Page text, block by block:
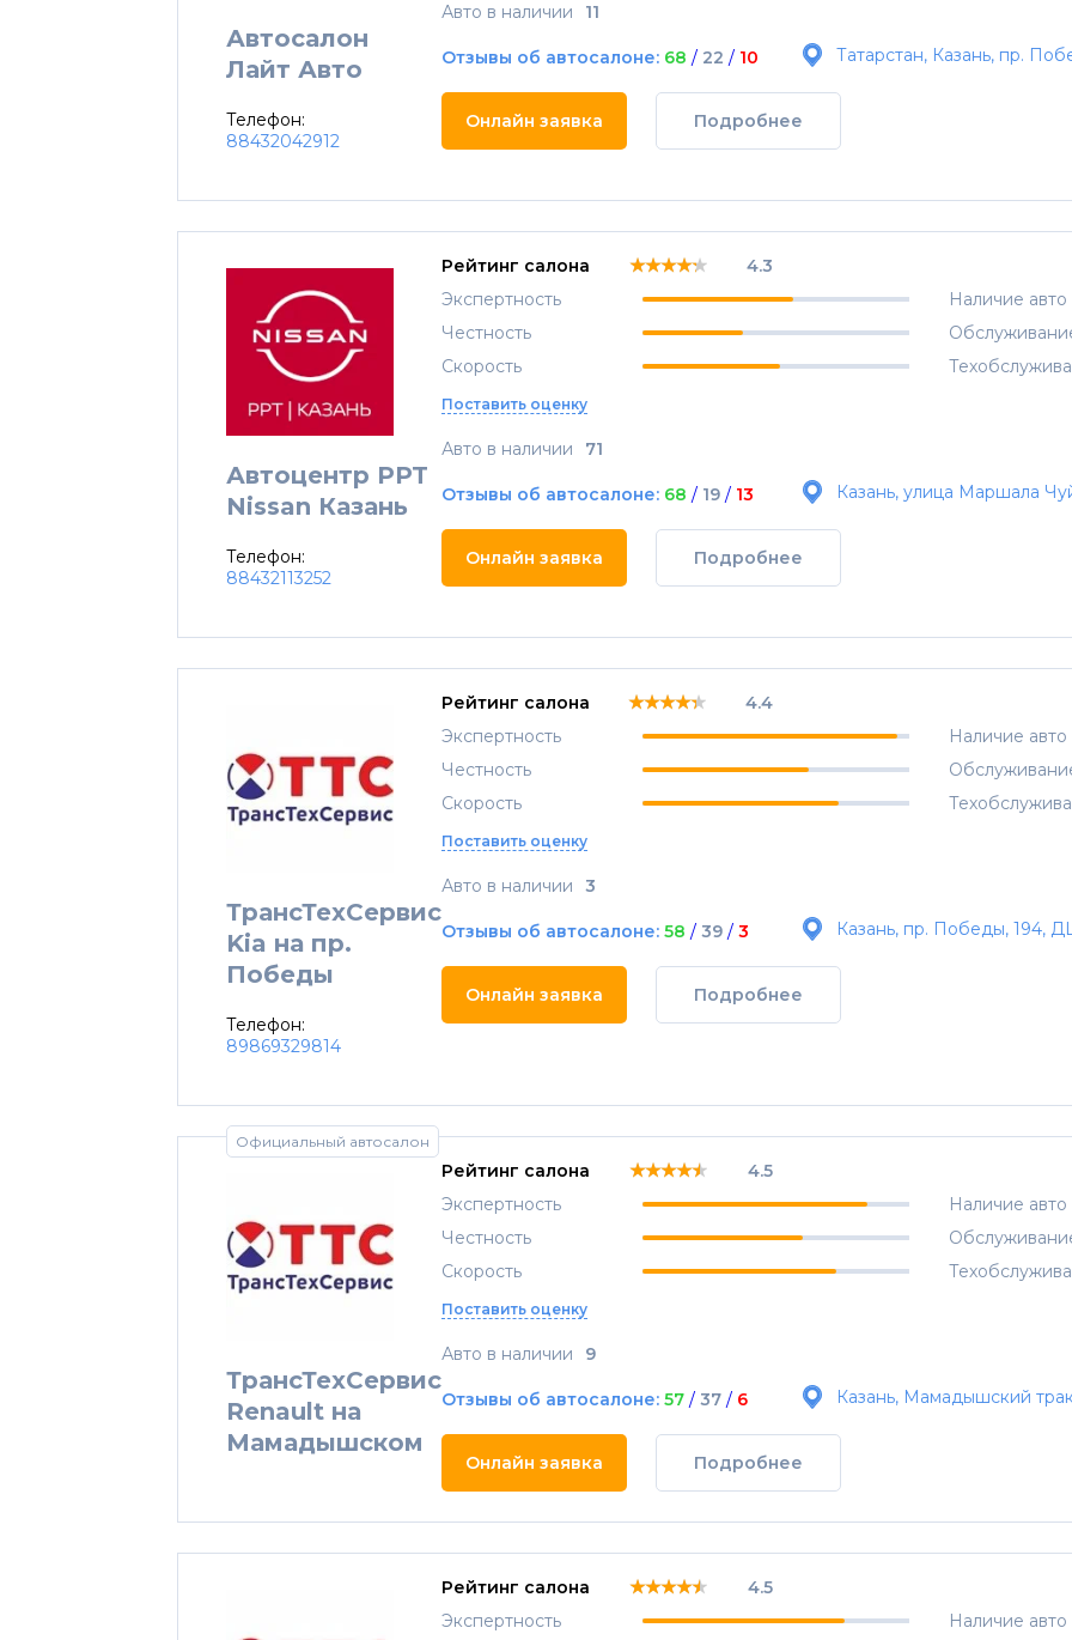
Автосалон
Лайт Авто
Телефон:
88432042912
Авто в наличии 11
Отзывы об автосалоне: 68 / 22 / 10 Татарстан, Казань, пр.
Онлайн заявка Подробнее
Автоцентр PPT
Nissan Казань
Телефон:
88432113252
Рейтинг салона ★★★★★
★★★★★
★★★★★
4.3
Экспертность
Честность
Скорость
Наличие авто
Поставить оценку
Авто в наличии 71
Отзывы об автосалоне: 68 / 19 / 13 Казань, улица Маршала
Онлайн заявка Подробнее
ТрансТехСервис
Kia на пр.
Победы
Телефон:
89869329814
Рейтинг салона ★★★★★
★★★★★
★★★★★
4.4
Экспертность
Честность
Скорость
Наличие авто
Поставить оценку
Авто в наличии 3
Отзывы об автосалоне: 58 / 39 / 3 Казань, пр. Победы, 194,
Онлайн заявка Подробнее
Официальный автосалон
ТрансТехСервис
Renault на
Мамадышском
Рейтинг салона ★★★★★
★★★★★
★★★★★
4.5
Экспертность
Честность
Скорость
Наличие авто
Поставить оценку
Авто в наличии 9
Отзывы об автосалоне: 57 / 37 / 6 Казань, Мамадышский
Онлайн заявка Подробнее
Рейтинг салона ★★★★★
★★★★★
★★★★★
4.5
Экспертность
Наличие авто